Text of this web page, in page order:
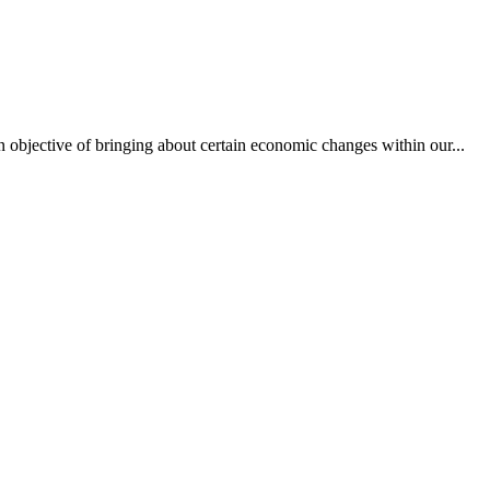
of bringing about certain economic changes within our...